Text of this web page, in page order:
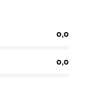
0,0
0,0